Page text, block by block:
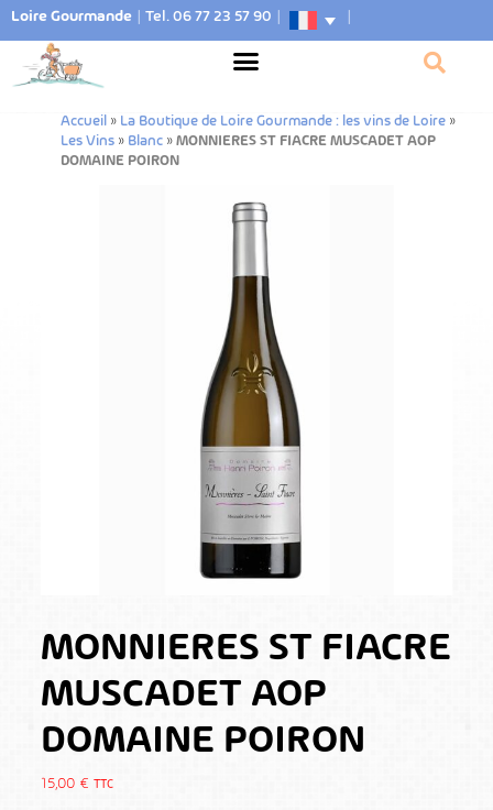
Loire Gourmande Tel. 06 77 23 57 90
Accueil » La Boutique de Loire Gourmande : les vins de Loire»
Les Vins» Blanc» MONNIERES ST FIACRE MUSCADET AOP
DOMAINE POIRON
MONNIERES ST FIACRE
MUSCADET AOP
DOMAINE POIRON
15,00 € TTC